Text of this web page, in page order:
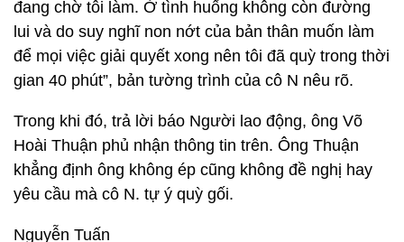
đang chờ tôi làm. Ở tình huống không còn đường
lui và do suy nghĩ non nớt của bản thân muốn làm
để mọi việc giải quyết xong nên tôi đã quỳ trong thời
gian 40 phút”, bản tường trình của cô N nêu rõ.
Trong khi đó, trả lời báo Người lao động, ông Võ
Hoài Thuận phủ nhận thông tin trên. Ông Thuận
khẳng định ông không ép cũng không đề nghị hay
yêu cầu mà cô N. tự ý quỳ gối.
Nguyễn Tuấn